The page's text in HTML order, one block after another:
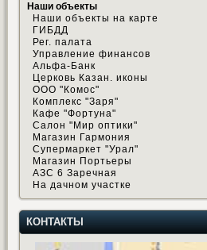
Наши объекты
Наши объекты на карте
ГИБДД
Рег. палата
Управление финансов
Альфа-Банк
Церковь Казан. иконы
ООО "Комос"
Комплекс "Заря"
Кафе "Фортуна"
Салон "Мир оптики"
Магазин Гармония
Супермаркет "Урал"
Магазин Портьеры
АЗС 6 Заречная
На дачном участке
КОНТАКТЫ